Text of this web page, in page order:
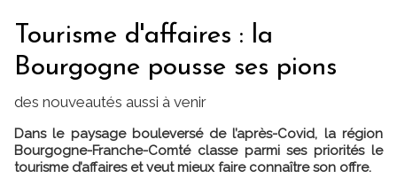
Tourisme d'affaires : la
Bourgogne pousse ses pions
des nouveautés aussi à venir
Dans le paysage bouleversé de l’après-Covid, la région
Bourgogne-Franche-Comté classe parmi ses priorités le
tourisme d’affaires et veut mieux faire connaître son offre.